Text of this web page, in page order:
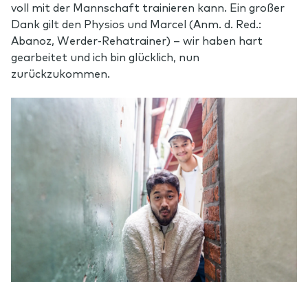
voll mit der Mannschaft trainieren kann. Ein großer
Dank gilt den Physios und Marcel (Anm. d. Red.:
Abanoz, Werder-Rehatrainer) – wir haben hart
gearbeitet und ich bin glücklich, nun
zurückzukommen.